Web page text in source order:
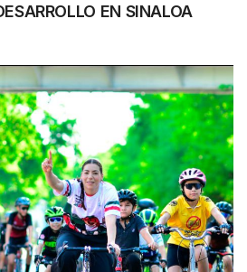
EN SINALOA